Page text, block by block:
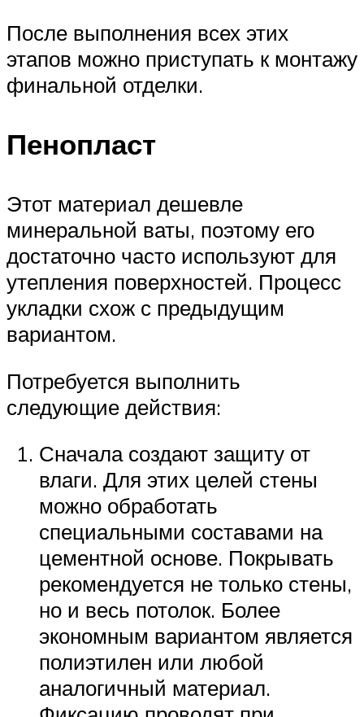
После выполнения всех этих
этапов можно приступать к монтажу
финальной отделки.
Пенопласт
Этот материал дешевле
минеральной ваты, поэтому его
достаточно часто используют для
утепления поверхностей. Процесс
укладки схож с предыдущим
вариантом.
Потребуется выполнить
следующие действия:
Сначала создают защиту от
влаги. Для этих целей стены
можно обработать
специальными составами на
цементной основе. Покрывать
рекомендуется не только стены,
но и весь потолок. Более
экономным вариантом является
полиэтилен или любой
аналогичный материал.